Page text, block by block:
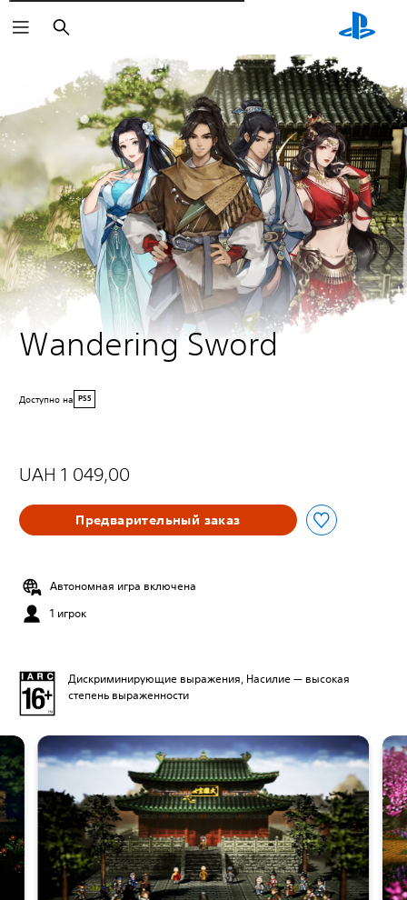
Поиск
Wandering Sword
Доступно на PS5
UAH 1 049,00
Предварительный заказ
Автономная игра включена
1 игрок
Дискриминирующие выражения, Насилие — высокая
степень выраженности